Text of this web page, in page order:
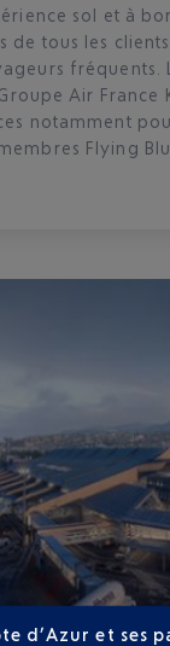
sol et à
de tous les
fréquents.
Air France
notamment
Flying
d’Azur et ses